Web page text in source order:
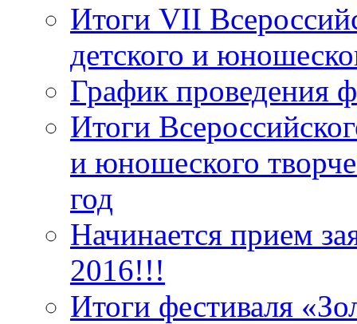
Итоги VII
детского и
График проведения
Итоги
и юношеского
год
Начинается прием
2016!!!
Итоги фестиваля